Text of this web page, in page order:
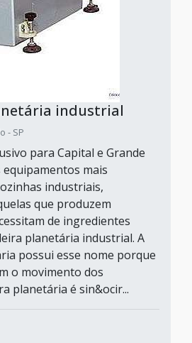
industrial
- SP
para Capital e Grande
equipamentos mais
industriais,
que produzem
de ingredientes
planetária industrial. A
possui esse nome porque
o movimento dos
planetária é sin&ocir...